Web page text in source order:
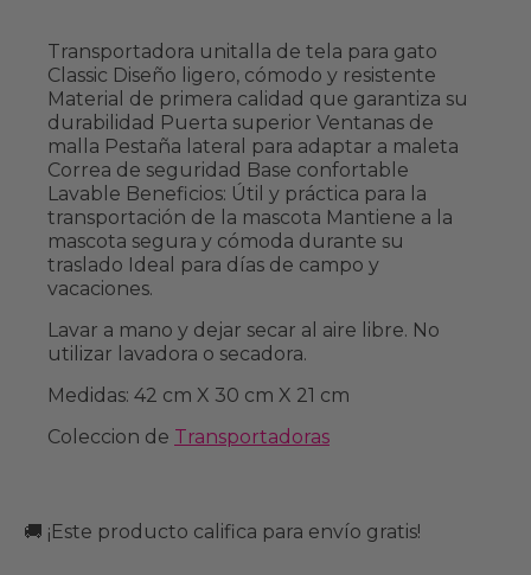
Transportadora unitalla de tela para gato
Classic Diseño ligero, cómodo y resistente
Material de primera calidad que garantiza su
durabilidad Puerta superior Ventanas de
malla Pestaña lateral para adaptar a maleta
Correa de seguridad Base confortable
Lavable Beneficios: Útil y práctica para la
transportación de la mascota Mantiene a la
mascota segura y cómoda durante su
traslado Ideal para días de campo y
vacaciones.
Lavar a mano y dejar secar al aire libre. No
utilizar lavadora o secadora.
Medidas: 42 cm X 30 cm X 21 cm
Coleccion de Transportadoras
🚚 ¡Este producto califica para envío gratis!